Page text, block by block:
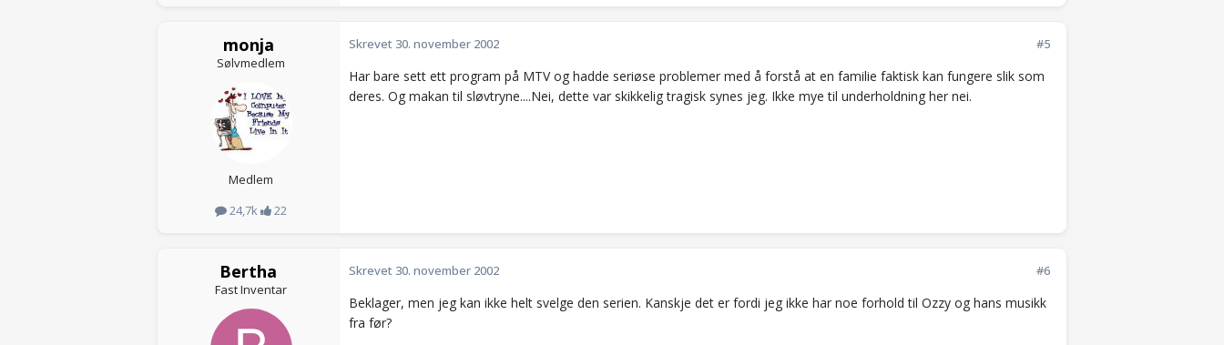
monja
Sølvmedlem
Medlem
24,7k
22
#5
Skrevet 30. november 2002
Har bare sett ett program på MTV og hadde seriøse problemer med å forstå at en familie faktisk kan fungere slik som
deres. Og makan til sløvtryne....Nei, dette var skikkelig tragisk synes jeg. Ikke mye til underholdning her nei.
Bertha
Fast Inventar
#6
Skrevet 30. november 2002
Beklager, men jeg kan ikke helt svelge den serien. Kanskje det er fordi jeg ikke har noe forhold til Ozzy og hans musikk
fra før?